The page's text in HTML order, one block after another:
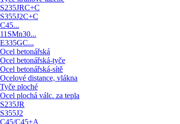
S235JRC+C
S355J2C+C
C45...
11SMn30...
E335GC...
Ocel betonářská
Ocel betonářská-tyče
Ocel betonářská-sítě
Ocelové distance, vlákna
Tyče ploché
Ocel plochá válc. za tepla
S235JR
S355J2
C45/C45+A